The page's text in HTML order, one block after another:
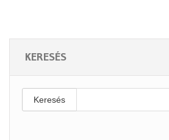
KERESÉS
Keresés